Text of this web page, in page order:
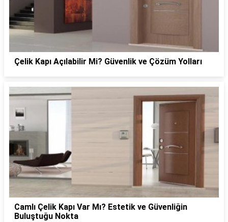
Çelik Kapı Açılabilir Mi? Güvenlik ve Çözüm Yolları
Camlı Çelik Kapı Var Mı? Estetik ve Güvenliğin
Buluştuğu Nokta